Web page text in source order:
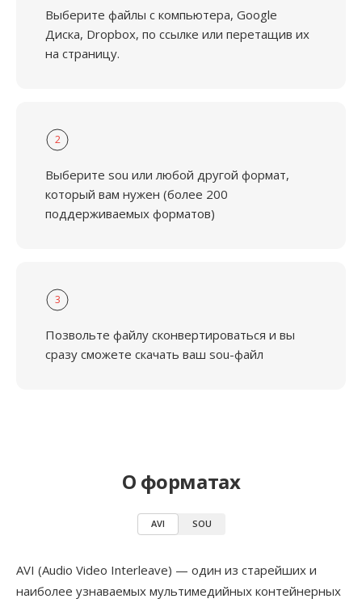
Выберите файлы с компьютера, Google
Диска, Dropbox, по ссылке или перетащив их
на страницу.
2
Выберите sou или любой другой формат,
который вам нужен (более 200
поддерживаемых форматов)
3
Позвольте файлу сконвертироваться и вы
сразу сможете скачать ваш sou-файл
О форматах
AVI SOU
AVI (Audio Video Interleave) — один из старейших и
наиболее узнаваемых мультимедийных контейнерных